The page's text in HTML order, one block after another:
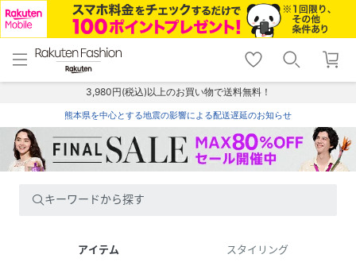
menu home
トップ
shopping_cart lock_outline
ログイン
3,980円(税込)以上のお買い物で送料無料！
熊本県を中心とする地震の影響による配送遅延のお知らせ
キーワードから探す
アイテム スタイリング